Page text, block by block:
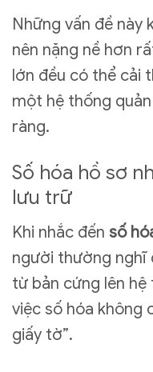
Những vấn đề này
nên nặng nề hơn
lớn đều có thể cải
một hệ thống
ràng.
Số hóa hồ sơ
lưu trữ
Khi nhắc đến số
người thường nghĩ
từ bản cứng lên
việc số hóa không
giấy tờ”.